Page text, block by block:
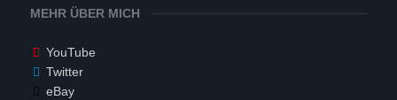
MEHR ÜBER MICH
YouTube
Twitter
eBay